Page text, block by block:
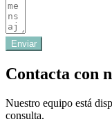
Enviar
Contacta con
Nuestro equipo está
consulta.